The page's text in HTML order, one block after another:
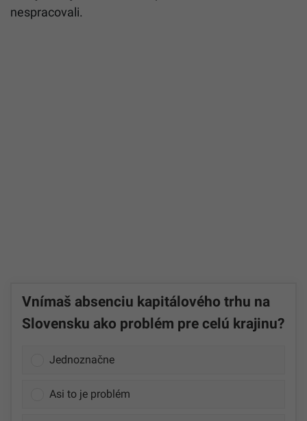
nespracovali.
Vnímaš absenciu kapitálového trhu na
Slovensku ako problém pre celú krajinu?
Jednoznačne
Asi to je problém